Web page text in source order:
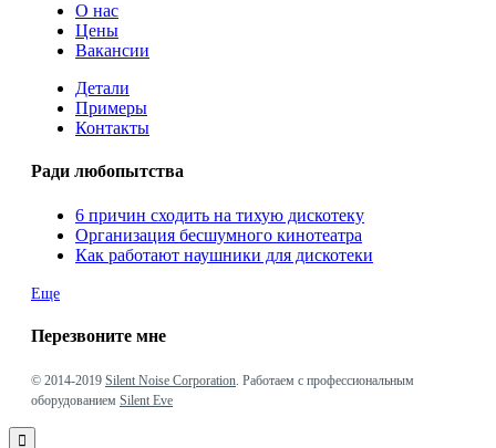
О нас
Цены
Вакансии
Детали
Примеры
Контакты
Ради любопытства
6 причин сходить на тихую дискотеку
Организация бесшумного кинотеатра
Как работают наушники для дискотеки
Еще
Перезвоните мне
© 2014-2019 Silent Noise Corporation. Работаем с профессиональным
оборудованием Silent Eve
